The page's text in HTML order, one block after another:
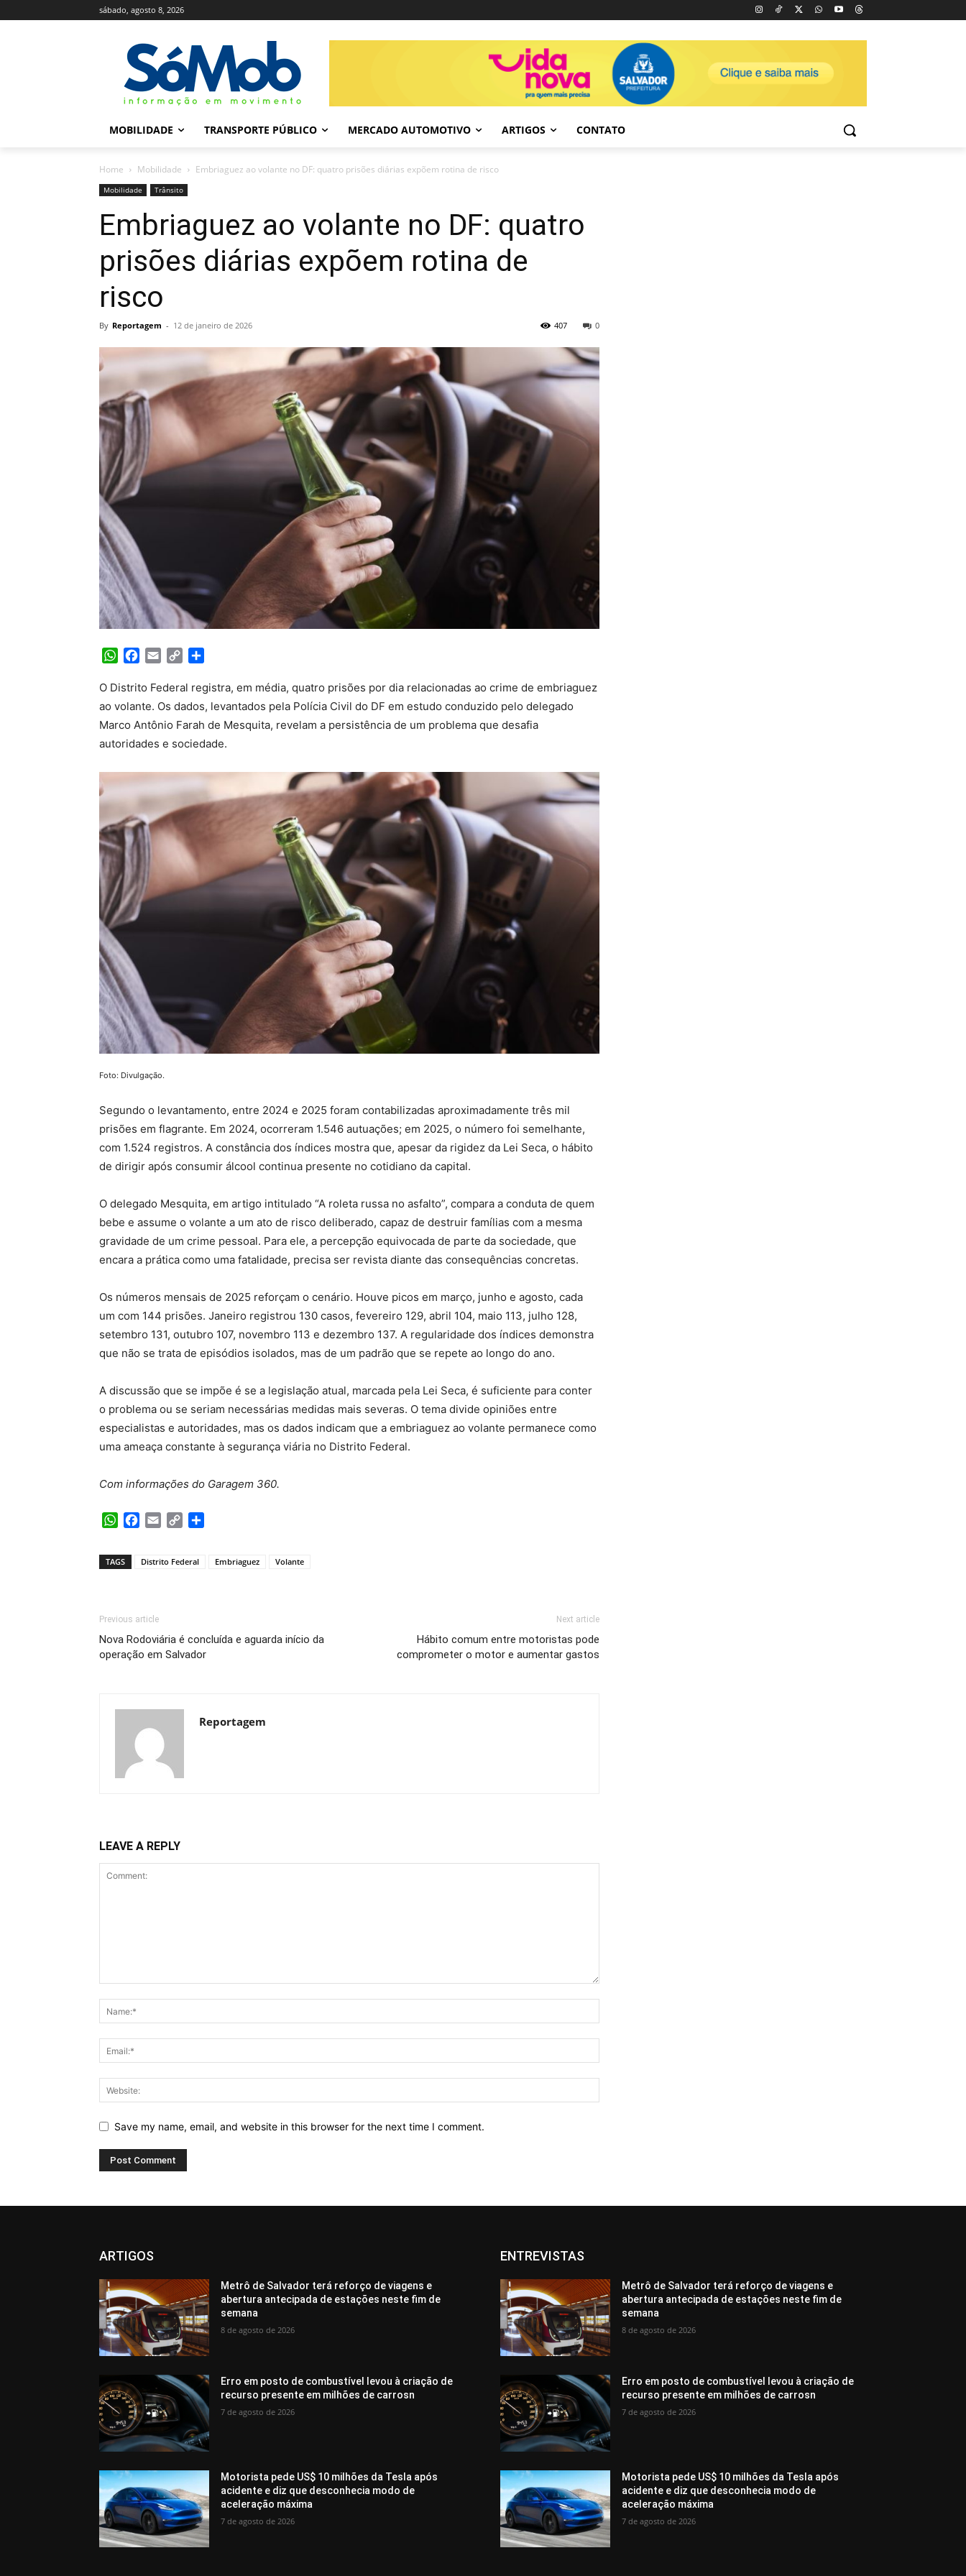
sábado, agosto 8, 2026
MOBILIDADE TRANSPORTE PÚBLICO MERCADO AUTOMOTIVO ARTIGOS CONTATO
Home Mobilidade Embriaguez ao volante no DF: quatro prisões diárias expõem rotina de risco
Mobilidade Trânsito
Embriaguez ao volante no DF: quatro
prisões diárias expõem rotina de
risco
By Reportagem - 12 de janeiro de 2026 0
407
WhatsApp
Facebook
Email Copy
O Distrito Federal registra, em média, quatro prisões por dia relacionadas ao crime de embriaguez
ao volante. Os dados, levantados pela Polícia Civil do DF em estudo conduzido pelo delegado
Marco Antônio Farah de Mesquita, revelam a persistência de um problema que desafia
autoridades e sociedade.
Foto: Divulgação.
Segundo o levantamento, entre 2024 e 2025 foram contabilizadas aproximadamente três mil
prisões em flagrante. Em 2024, ocorreram 1.546 autuações; em 2025, o número foi semelhante,
com 1.524 registros. A constância dos índices mostra que, apesar da rigidez da Lei Seca, o hábito
de dirigir após consumir álcool continua presente no cotidiano da capital.
O delegado Mesquita, em artigo intitulado “A roleta russa no asfalto”, compara a conduta de quem
bebe e assume o volante a um ato de risco deliberado, capaz de destruir famílias com a mesma
gravidade de um crime pessoal. Para ele, a percepção equivocada de parte da sociedade, que
encara a prática como uma fatalidade, precisa ser revista diante das consequências concretas.
Os números mensais de 2025 reforçam o cenário. Houve picos em março, junho e agosto, cada
um com 144 prisões. Janeiro registrou 130 casos, fevereiro 129, abril 104, maio 113, julho 128,
setembro 131, outubro 107, novembro 113 e dezembro 137. A regularidade dos índices demonstra
que não se trata de episódios isolados, mas de um padrão que se repete ao longo do ano.
A discussão que se impõe é se a legislação atual, marcada pela Lei Seca, é suficiente para conter
o problema ou se seriam necessárias medidas mais severas. O tema divide opiniões entre
especialistas e autoridades, mas os dados indicam que a embriaguez ao volante permanece como
uma ameaça constante à segurança viária no Distrito Federal.
Com informações do Garagem 360.
WhatsApp
Facebook
Email Copy
TAGS Distrito Federal Embriaguez Volante
Previous article
Nova Rodoviária é concluída e aguarda início da
operação em Salvador
Next article
Hábito comum entre motoristas pode
comprometer o motor e aumentar gastos
Reportagem
LEAVE A REPLY
Save my name, email, and website in this browser for the next time I comment.
ARTIGOS
Metrô de Salvador terá reforço de viagens e
abertura antecipada de estações neste fim de
semana
8 de agosto de 2026
Erro em posto de combustível levou à criação de
recurso presente em milhões de carrosn
7 de agosto de 2026
Motorista pede US$ 10 milhões da Tesla após
acidente e diz que desconhecia modo de
aceleração máxima
7 de agosto de 2026
ENTREVISTAS
Metrô de Salvador terá reforço de viagens e
abertura antecipada de estações neste fim de
semana
8 de agosto de 2026
Erro em posto de combustível levou à criação de
recurso presente em milhões de carrosn
7 de agosto de 2026
Motorista pede US$ 10 milhões da Tesla após
acidente e diz que desconhecia modo de
aceleração máxima
7 de agosto de 2026